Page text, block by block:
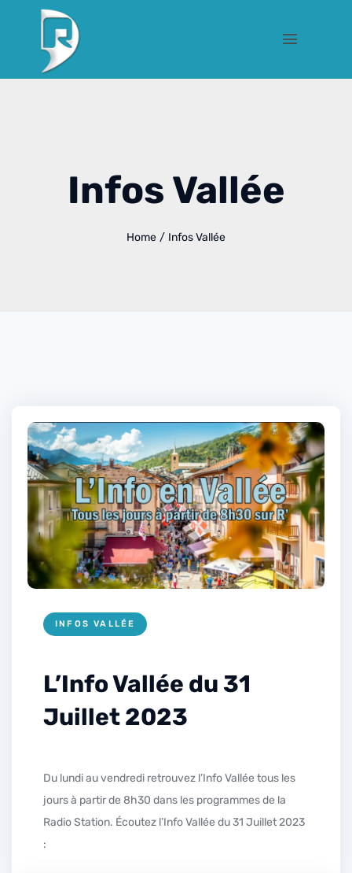
Infos Vallée
Home / Infos Vallée
INFOS VALLÉE
L’Info Vallée du 31
Juillet 2023
Du lundi au vendredi retrouvez l’Info Vallée tous les
jours à partir de 8h30 dans les programmes de la
Radio Station. Écoutez l’Info Vallée du 31 Juillet 2023
: